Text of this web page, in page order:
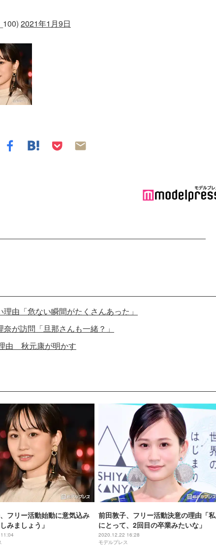
2021年1月9日
由「危ない瞬間がたくさんあった」
が訪問「旦那さんも一緒？」
由 秋元康が明かす
フリー活動始動に意気込み
みましょう」
前田敦子、フリー活動決意の理由「私
にとって、2回目の卒業みたいな」
2020.12.22 16:28
モデルプレス